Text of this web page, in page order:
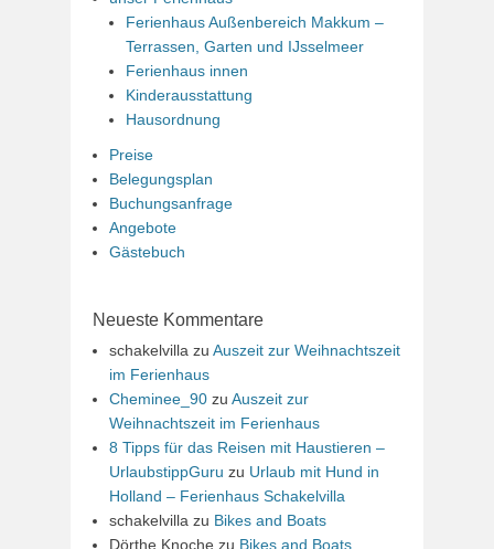
Ferienhaus Außenbereich Makkum –
Terrassen, Garten und IJsselmeer
Ferienhaus innen
Kinderausstattung
Hausordnung
Preise
Belegungsplan
Buchungsanfrage
Angebote
Gästebuch
Neueste Kommentare
schakelvilla zu Auszeit zur Weihnachtszeit
im Ferienhaus
Cheminee_90 zu Auszeit zur
Weihnachtszeit im Ferienhaus
8 Tipps für das Reisen mit Haustieren –
UrlaubstippGuru zu Urlaub mit Hund in
Holland – Ferienhaus Schakelvilla
schakelvilla zu Bikes and Boats
Dörthe Knoche zu Bikes and Boats